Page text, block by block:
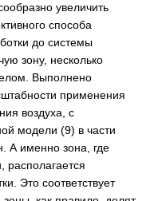
увеличить
способа
до системы
зону, несколько
Выполнено
применения
воздуха, с
модели (9) в части
А именно зона, где
Это соответствует